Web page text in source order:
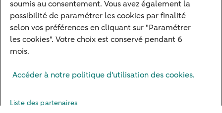
Actualités
Contact
Plan du site
Autres sites
Protection des Données
soumis au consentement. Vous avez également la
possibilité de paramétrer les cookies par finalité
selon vos préférences en cliquant sur "Paramétrer
les cookies". Votre choix est conservé pendant 6
mois.
Accéder à notre politique d'utilisation des cookies.
Liste des partenaires